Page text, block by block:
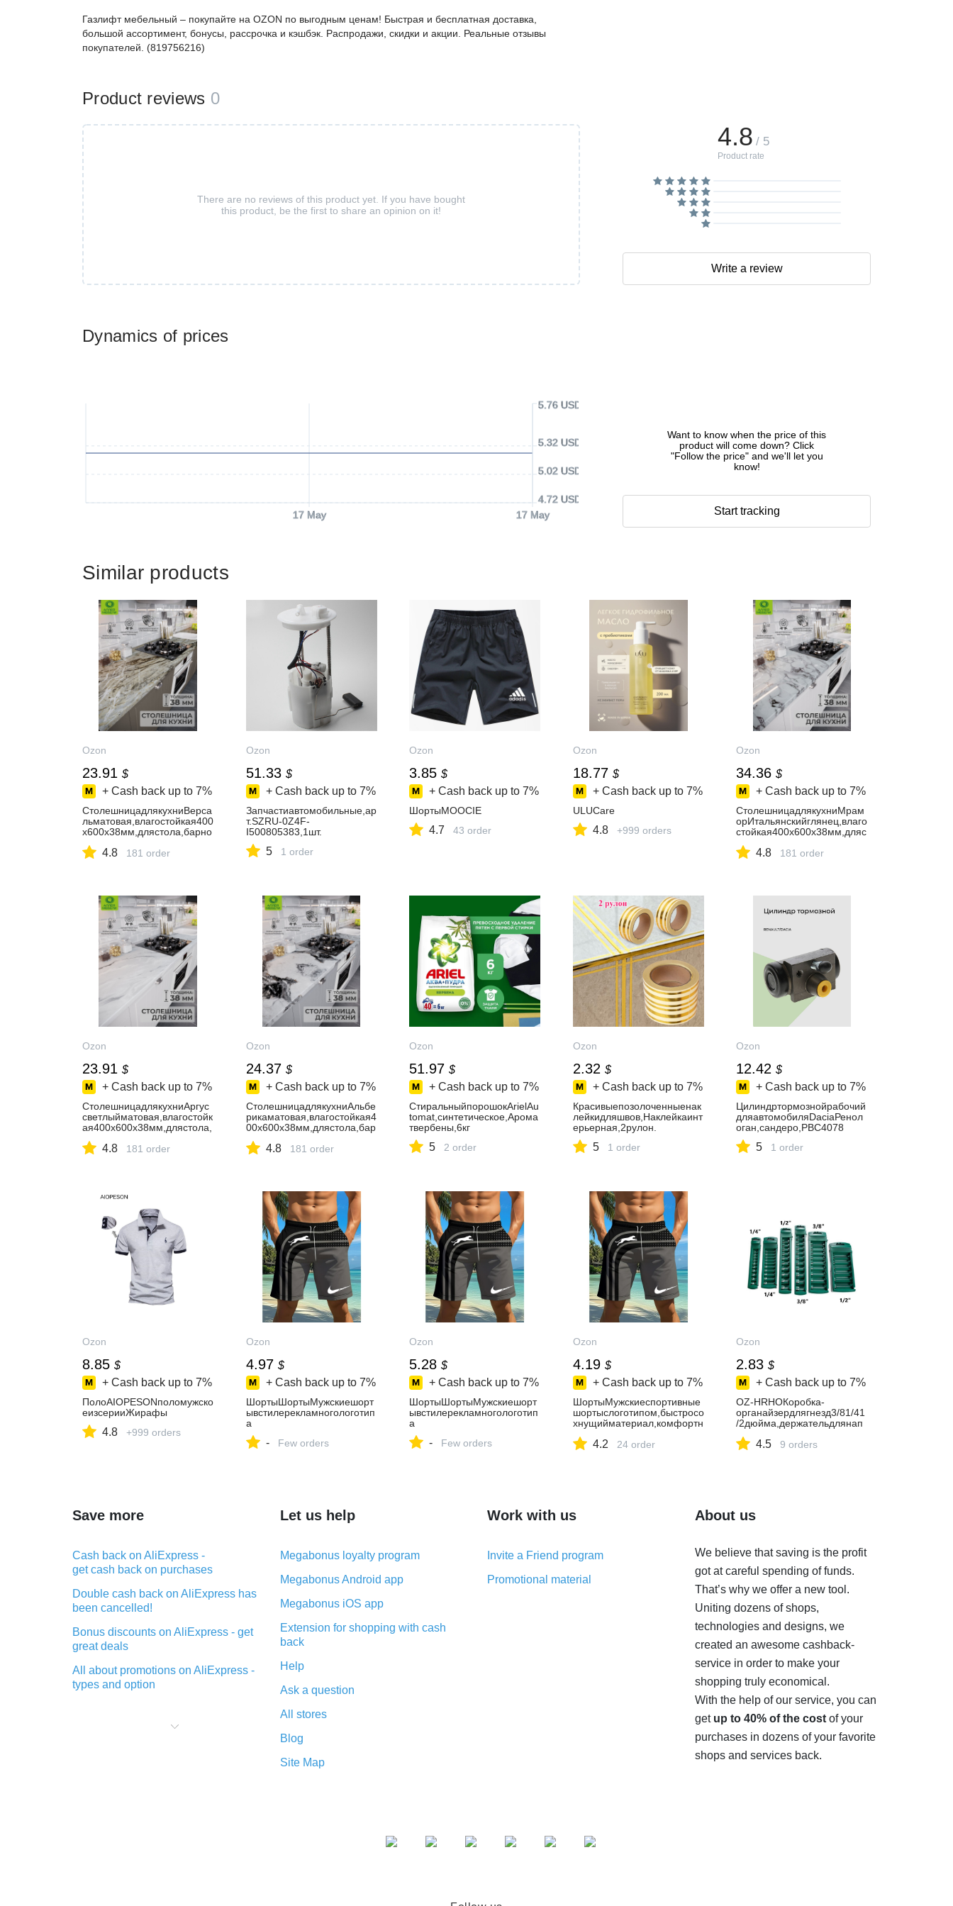
Dynamics of prices
17 May 17 May
4.72 USD
5.02 USD
5.32 USD
5.76 USD
Want to know when the price of this
product will come down? Click
"Follow the price" and we'll let you
know!
Start tracking
Газлифт мебельный – покупайте на OZON по выгодным ценам! Быстрая и бесплатная доставка,
большой ассортимент, бонусы, рассрочка и кэшбэк. Распродажи, скидки и акции. Реальные отзывы
покупателей. (819756216)
Product reviews 0
There are no reviews of this product yet. If you have bought
this product, be the first to share an opinion on it!
4.8 / 5
Product rate
Write a review
Similar products
Ozon
23.91 $
+ Cash back up to 7%
СтолешницадлякухниВерса
льматовая,влагостойкая400
х600х38мм,длястола,барно
4.8 181 order
Ozon
51.33 $
+ Cash back up to 7%
Запчастиавтомобильные,ар
т.SZRU-0Z4F-
I500805383,1шт.
5 1 order
Ozon
3.85 $
+ Cash back up to 7%
ШортыMOOCIE
4.7 43 order
Ozon
18.77 $
+ Cash back up to 7%
ULUCare
4.8 +999 orders
Ozon
34.36 $
+ Cash back up to 7%
СтолешницадлякухниМрам
орИтальянскийглянец,влаго
стойкая400х600х38мм,дляс
4.8 181 order
Ozon
23.91 $
+ Cash back up to 7%
СтолешницадлякухниАргус
светлыйматовая,влагостойк
ая400х600х38мм,длястола,
4.8 181 order
Ozon
24.37 $
+ Cash back up to 7%
СтолешницадлякухниАльбе
рикаматовая,влагостойкая4
00х600х38мм,длястола,бар
4.8 181 order
Ozon
51.97 $
+ Cash back up to 7%
СтиральныйпорошокArielAu
tomat,синтетическое,Арома
твербены,6кг
5 2 order
Ozon
2.32 $
+ Cash back up to 7%
Красивыепозолоченныенак
лейкидляшвов,Наклейкаинт
ерьерная,2рулон.
5 1 order
Ozon
12.42 $
+ Cash back up to 7%
Цилиндртормознойрабочий
дляавтомобиляDaciaРенол
оган,сандеро,PBC4078
5 1 order
Ozon
8.85 $
+ Cash back up to 7%
ПолоAIOPESONполомужско
еизсерииЖирафы
4.8 +999 orders
Ozon
4.97 $
+ Cash back up to 7%
ШортыШортыМужскиешорт
ывстилерекламногологотип
а
- Few orders
Ozon
5.28 $
+ Cash back up to 7%
ШортыШортыМужскиешорт
ывстилерекламногологотип
а
- Few orders
Ozon
4.19 $
+ Cash back up to 7%
ШортыМужскиеспортивные
шортыслоготипом,быстросо
хнущийматериал,комфортн
ровокиповседневнойноски
4.2 24 order
Ozon
2.83 $
+ Cash back up to 7%
OZ-HRHOКоробка-
органайзердлягнезд3/81/41
/2дюйма,держательдлянап
ездизАБС-пластика
4.5 9 orders
Save more
Cash back on AliExpress -
get cash back on purchases
Double cash back on AliExpress has
been cancelled!
Bonus discounts on AliExpress - get
great deals
All about promotions on AliExpress -
types and option
purchases on AliExpress - short and
Let us help
Megabonus loyalty program
Megabonus Android app
Megabonus iOS app
Extension for shopping with cash
back
Help
Ask a question
All stores
Blog
Site Map
Work with us
Invite a Friend program
Promotional material
About us
We believe that saving is the profit
got at careful spending of funds.
That’s why we offer a new tool.
Uniting dozens of shops,
technologies and designs, we
created an awesome cashback-
service in order to make your
shopping truly economical.
With the help of our service, you can
get up to 40% of the costof your
purchases in dozens of your favorite
shops and services back.